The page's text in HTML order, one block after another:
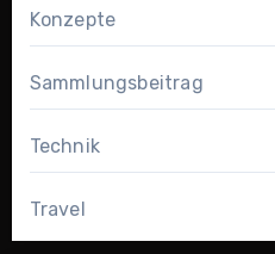
Konzepte
Sammlungsbeitrag
Technik
Travel